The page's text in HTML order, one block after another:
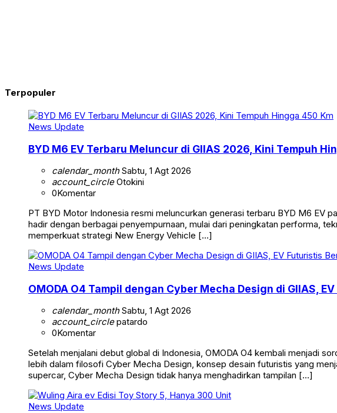
Terpopuler
News Update
BYD M6 EV Terbaru Meluncur di GIIAS 2026, Kini Tempuh
calendar_monthSabtu, 1 Agt 2026
account_circleOtokini
0Komentar
PT BYD Motor Indonesia resmi meluncurkan generasi terbaru BYD M6 EV
hadir dengan berbagai penyempurnaan, mulai dari peningkatan performa,
memperkuat strategi New Energy Vehicle […]
News Update
OMODA O4 Tampil dengan Cyber Mecha Design di GIIAS,
calendar_monthSabtu, 1 Agt 2026
account_circlepatardo
0Komentar
Setelah menjalani debut global di Indonesia, OMODA O4 kembali menjadi
lebih dalam filosofi Cyber Mecha Design, konsep desain futuristis yang
supercar, Cyber Mecha Design tidak hanya menghadirkan tampilan […]
News Update